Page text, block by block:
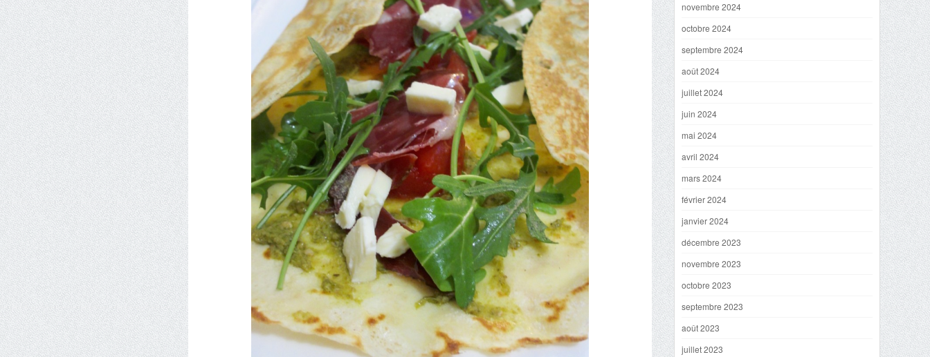
novembre 2024
octobre 2024
septembre 2024
août 2024
juillet 2024
juin 2024
mai 2024
avril 2024
mars 2024
février 2024
janvier 2024
décembre 2023
novembre 2023
octobre 2023
septembre 2023
août 2023
juillet 2023